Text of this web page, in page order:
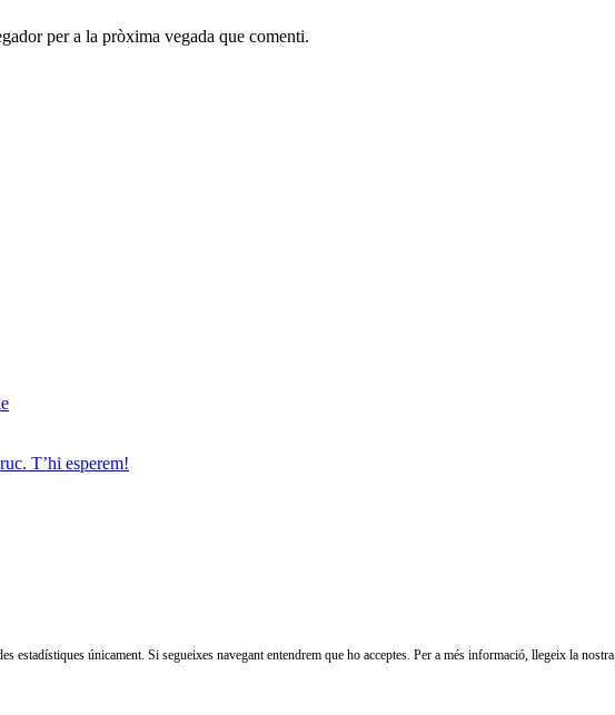
per a la pròxima vegada que comenti.
T’hi esperem!
únicament. Si segueixes navegant entendrem que ho acceptes. Per a més informació, llegeix la nostra